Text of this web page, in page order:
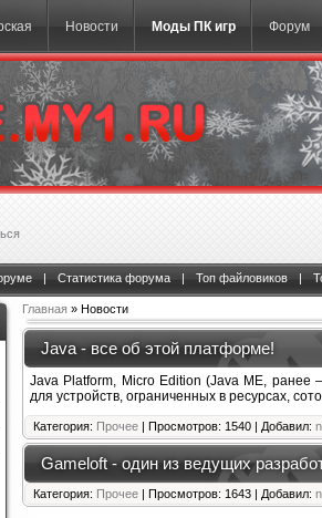
Новости Моды ПК игр Форум
| Статистика форума | Топ файловиков |
Главная » Новости
Java - все об этой платформе!
Java Platform, Micro Edition (Java ME,
для устройств, ограниченных в ресурсах,
Категория: Прочее | Просмотров: 1540 | Добавил:
Gameloft - один из ведущих
Категория: Прочее | Просмотров: 1643 | Добавил: